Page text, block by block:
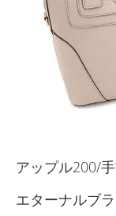
アップル200/
エターナルブ